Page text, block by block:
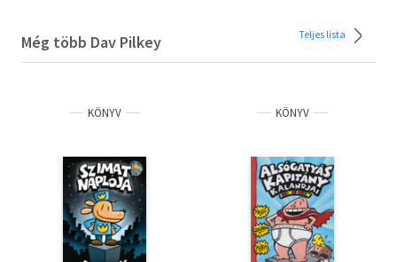
Még több Dav Pilkey Teljes lista
KÖNYV KÖNYV